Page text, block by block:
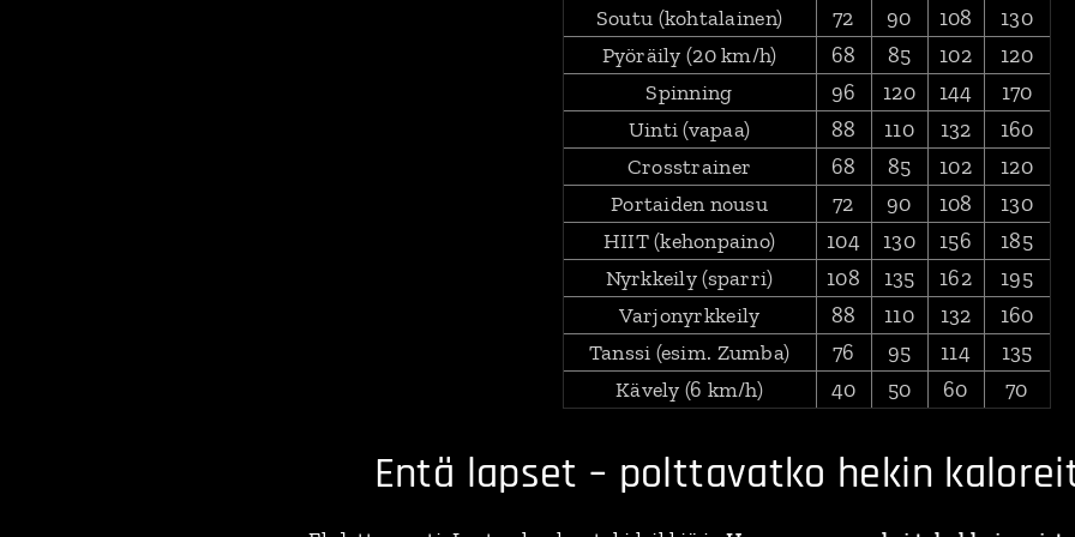
Soutu (kohtalainen) 72 90 108
130
Pyöräily (20 km/h)
68 85 102
120
Spinning
96 120 144
170
Uinti (vapaa)
88 110 132
160
Crosstrainer
68 85 102
120
Portaiden nousu
72 90 108
130
HIIT (kehonpaino)
104 130 156
185
Nyrkkeily (sparri)
108 135 162
195
Varjonyrkkeily
88 110 132
160
Tanssi (esim. Zumba)
76 95 114
135
Kävely (6 km/h)
40 50 60 70
👦 Entä lapset – polttavatko hekin